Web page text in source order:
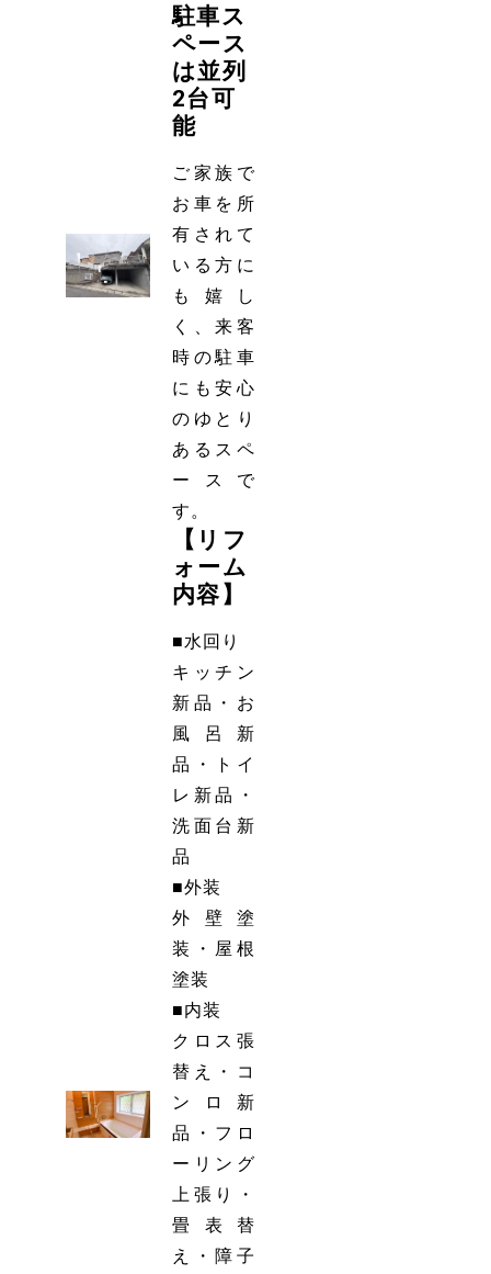
駐車ス
ペース
は並列
2台可
能
ご家族で
お車を所
有されて
いる方に
も嬉し
く、来客
時の駐車
にも安心
のゆとり
あるスペ
ースで
す。
【リフ
ォーム
内容】
■水回り
キッチン
新品・お
風呂新
品・トイ
レ新品・
洗面台新
品
■外装
外壁塗
装・屋根
塗装
■内装
クロス張
替え・コ
ンロ新
品・フロ
ーリング
上張り・
畳表替
え・障子